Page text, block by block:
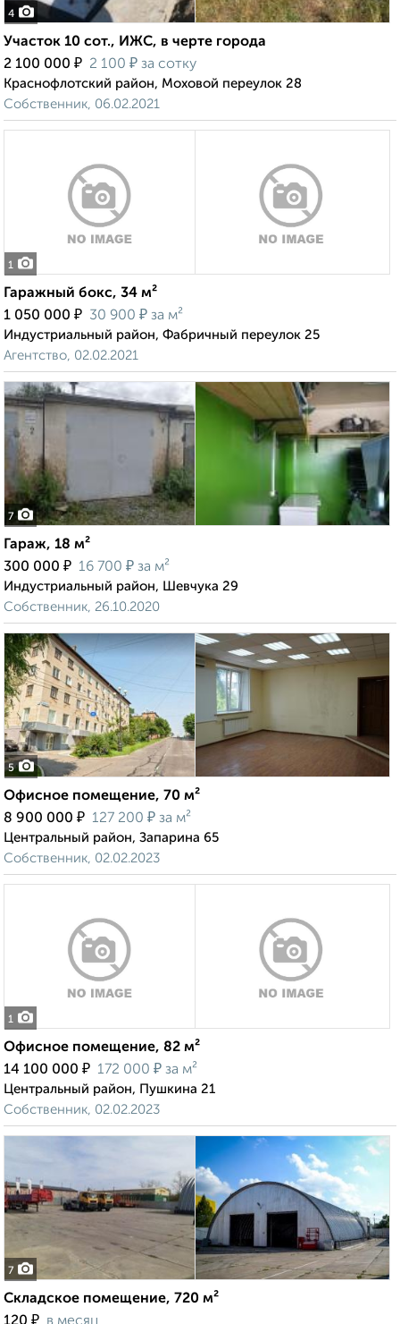
4
Участок 10 сот., ИЖС, в черте города
2 100 000 ₽ 2 100 ₽ за сотку
Краснофлотский район, Моховой переулок 28
Собственник, 06.02.2021
1
Гаражный бокс, 34 м²
1 050 000 ₽ 30 900 ₽ за м²
Индустриальный район, Фабричный переулок 25
Агентство, 02.02.2021
7
Гараж, 18 м²
300 000 ₽ 16 700 ₽ за м²
Индустриальный район, Шевчука 29
Собственник, 26.10.2020
5
Офисное помещение, 70 м²
8 900 000 ₽ 127 200 ₽ за м²
Центральный район, Запарина 65
Собственник, 02.02.2023
1
Офисное помещение, 82 м²
14 100 000 ₽ 172 000 ₽ за м²
Центральный район, Пушкина 21
Собственник, 02.02.2023
7
Складское помещение, 720 м²
₽